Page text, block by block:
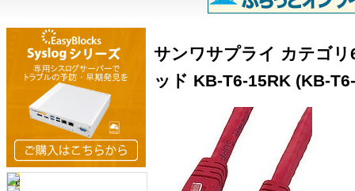
サンワサプライ カテゴ
ッド KB-T6-15RK (KB-